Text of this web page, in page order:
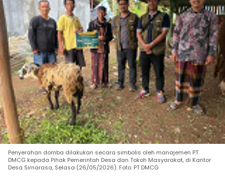
Penyerahan domba dilakukan secara simbolis oleh manajemen PT
DMCG kepada Pihak Pemerintah Desa dan Tokoh Masyarakat, di Kantor
Desa Sirnarasa, Selasa (26/05/2026). Foto: PT DMCG